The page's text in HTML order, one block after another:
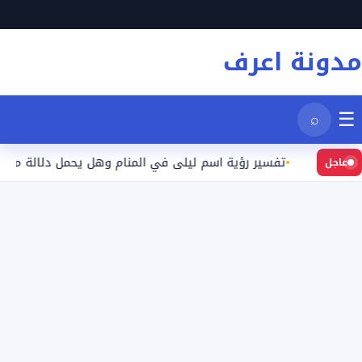
إلى
المحتوى
مدونة اعرف
☰
⌕
عاجل تفسير رؤية اسم ليلى في المنام وهل يحمل دلالة محددة؟